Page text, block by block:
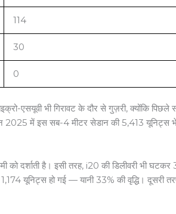
114
30
0
एसयूवी भी गिरावट के दौर से गुज़री, क्योंकि
जून 2025 में इस सब-4 मीटर सेडान की 5,413
है। इसी तरह, i20 की डिलीवरी भी घटकर
यूनिट्स हो गई — यानी 33% की वृद्धि। दूसरी